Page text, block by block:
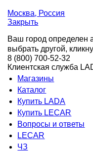
Москва, Россия
Закрыть
Ваш город определен
выбрать другой,
8 (800) 700-52-32
Клиентская служба
Магазины
Каталог
Купить LADA
Купить LECAR
Вопросы и ответы
LECAR
ЧЗ